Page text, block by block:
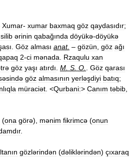
Xumar- xumar baxmaq göz qaydasıdır;
silib ərinin qabağında döyükə-döyükə
Göz alması anat. – gözün göz ağı
2-ci mənada Rzaqulu xan
göz yaşı atırdı M S O Göz qarası
göz almasının yerləşdiyi batıq;
müraciət . <Qurbani:> Canım təbib
(ona görə), mənim fikrimcə (onun
.
gözlərindən (dəliklərindən) çıxaraq